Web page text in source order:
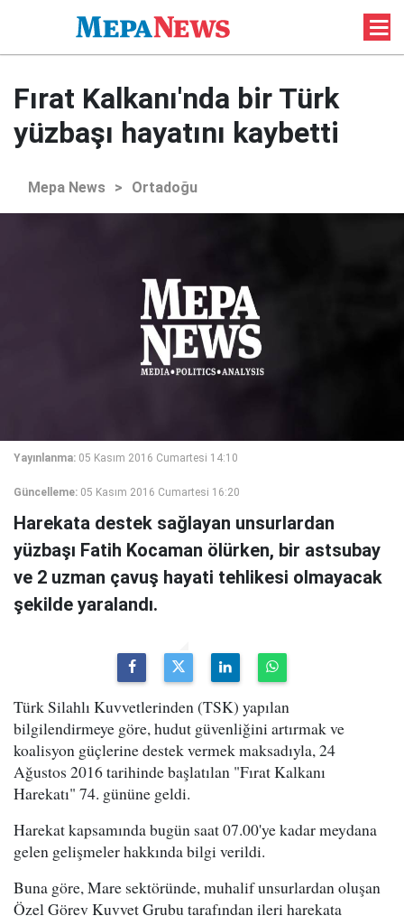
Fırat Kalkanı'nda bir Türk
yüzbaşı hayatını kaybetti
Mepa News > Ortadoğu
Yayınlanma: 05 Kasım 2016 Cumartesi 14:10
Güncelleme: 05 Kasım 2016 Cumartesi 16:20
Harekata destek sağlayan unsurlardan
yüzbaşı Fatih Kocaman ölürken, bir astsubay
ve 2 uzman çavuş hayati tehlikesi olmayacak
şekilde yaralandı.
Türk Silahlı Kuvvetlerinden (TSK) yapılan
bilgilendirmeye göre, hudut güvenliğini artırmak ve
koalisyon güçlerine destek vermek maksadıyla, 24
Ağustos 2016 tarihinde başlatılan "Fırat Kalkanı
Harekatı" 74. gününe geldi.
Harekat kapsamında bugün saat 07.00'ye kadar meydana
gelen gelişmeler hakkında bilgi verildi.
Buna göre, Mare sektöründe, muhalif unsurlardan oluşan
Özel Görev Kuvvet Grubu tarafından ileri harekata